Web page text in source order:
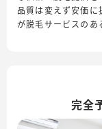
品質は変えず安価
が脱毛サービスのあ
完全